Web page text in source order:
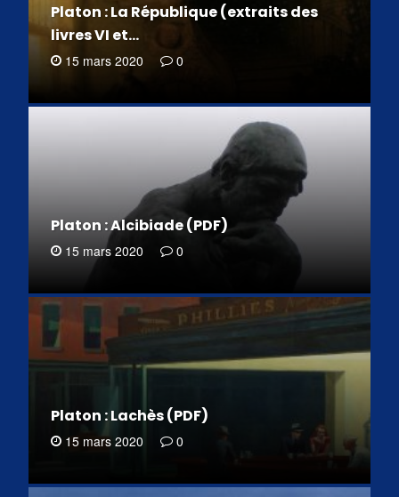
Platon : La République (extraits des
livres VI et…
15 mars 2020 0
Platon : Alcibiade (PDF)
15 mars 2020 0
Platon : Lachès (PDF)
15 mars 2020 0